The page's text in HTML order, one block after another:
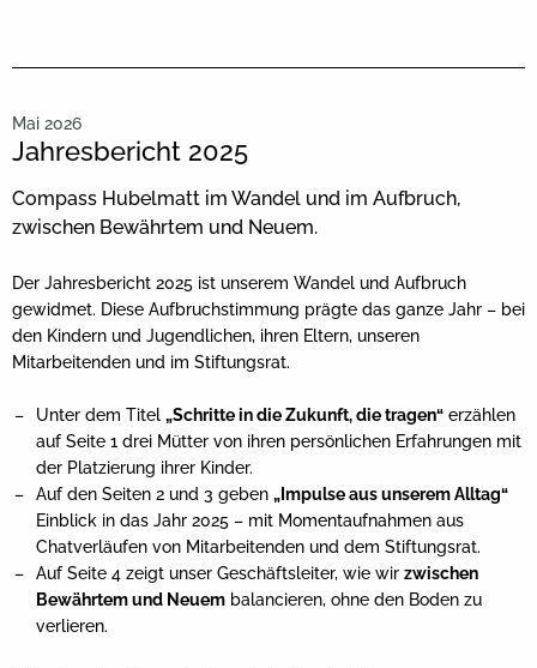
Mai 2026
Jahresbericht 2025
Compass Hubelmatt im Wandel und im Aufbruch,
zwischen Bewährtem und Neuem.
Der Jahresbericht 2025 ist unserem Wandel und Aufbruch
gewidmet. Diese Aufbruchstimmung prägte das ganze Jahr – bei
den Kindern und Jugendlichen, ihren Eltern, unseren
Mitarbeitenden und im Stiftungsrat.
Unter dem Titel „Schritte in die Zukunft, die tragen“ erzählen
auf Seite 1 drei Mütter von ihren persönlichen Erfahrungen mit
der Platzierung ihrer Kinder.
Auf den Seiten 2 und 3 geben „Impulse aus unserem Alltag“
Einblick in das Jahr 2025 – mit Momentaufnahmen aus
Chatverläufen von Mitarbeitenden und dem Stiftungsrat.
Auf Seite 4 zeigt unser Geschäftsleiter, wie wir zwischen
Bewährtem und Neuem balancieren, ohne den Boden zu
verlieren.